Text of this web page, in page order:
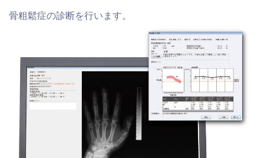
骨粗鬆症の診断を行います。